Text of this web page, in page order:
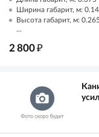
Ширина габарит, м:
Высота габарит, м: 0.265
...
2 800₽